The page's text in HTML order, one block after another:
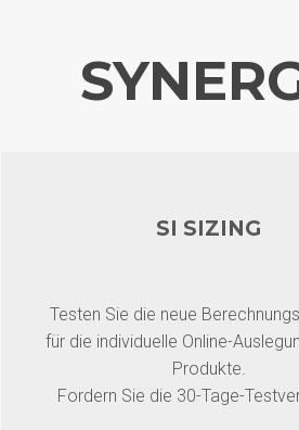
SI SIZING
Testen Sie die neue
für die individuelle Online-
Produkte.
Fordern Sie die 30-Tage-